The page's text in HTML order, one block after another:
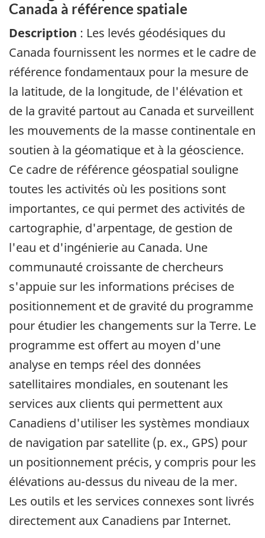
Canada à référence spatiale
Description : Les levés géodésiques du
Canada fournissent les normes et le cadre de
référence fondamentaux pour la mesure de
la latitude, de la longitude, de l'élévation et
de la gravité partout au Canada et surveillent
les mouvements de la masse continentale en
soutien à la géomatique et à la géoscience.
Ce cadre de référence géospatial souligne
toutes les activités où les positions sont
importantes, ce qui permet des activités de
cartographie, d'arpentage, de gestion de
l'eau et d'ingénierie au Canada. Une
communauté croissante de chercheurs
s'appuie sur les informations précises de
positionnement et de gravité du programme
pour étudier les changements sur la Terre. Le
programme est offert au moyen d'une
analyse en temps réel des données
satellitaires mondiales, en soutenant les
services aux clients qui permettent aux
Canadiens d'utiliser les systèmes mondiaux
de navigation par satellite (p. ex., GPS) pour
un positionnement précis, y compris pour les
élévations au-dessus du niveau de la mer.
Les outils et les services connexes sont livrés
directement aux Canadiens par Internet.